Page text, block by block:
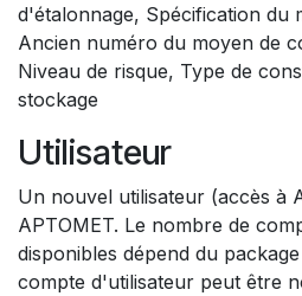
d'étalonnage, Spécification du
Ancien numéro du moyen de
Niveau de risque, Type de
stockage
Utilisateur
Un nouvel utilisateur (accès à
APTOMET. Le nombre de
disponibles dépend du
compte d'utilisateur peut être